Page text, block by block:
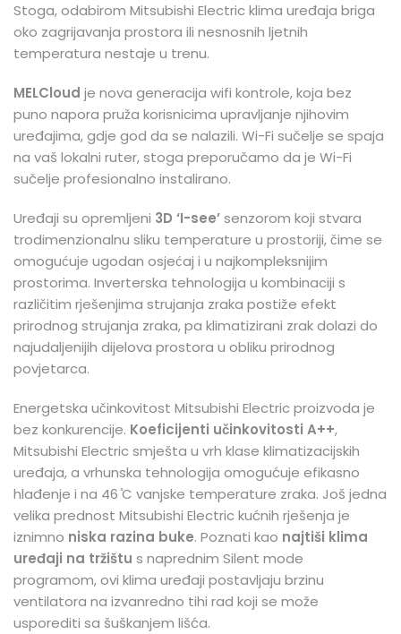
Stoga, odabirom Mitsubishi Electric klima uređaja briga
oko zagrijavanja prostora ili nesnosnih ljetnih
temperatura nestaje u trenu.
MELCloud je nova generacija wifi kontrole, koja bez
puno napora pruža korisnicima upravljanje njihovim
uređajima, gdje god da se nalazili. Wi-Fi sučelje se spaja
na vaš lokalni ruter, stoga preporučamo da je Wi-Fi
sučelje profesionalno instalirano.
Uređaji su opremljeni 3D ‘I-see’senzorom koji stvara
trodimenzionalnu sliku temperature u prostoriji, čime se
omogućuje ugodan osjećaj i u najkompleksnijim
prostorima. Inverterska tehnologija u kombinaciji s
različitim rješenjima strujanja zraka postiže efekt
prirodnog strujanja zraka, pa klimatizirani zrak dolazi do
najudaljenijih dijelova prostora u obliku prirodnog
povjetarca.
Energetska učinkovitost Mitsubishi Electric proizvoda je
bez konkurencije. Koeficijenti učinkovitosti A++,
Mitsubishi Electric smješta u vrh klase klimatizacijskih
uređaja, a vrhunska tehnologija omogućuje efikasno
hlađenje i na 46 ̊C vanjske temperature zraka. Još jedna
velika prednost Mitsubishi Electric kućnih rješenja je
iznimno niska razina buke. Poznati kao najtiši klima
uređaji na tržištu s naprednim Silent mode
programom, ovi klima uređaji postavljaju brzinu
ventilatora na izvanredno tihi rad koji se može
usporediti sa šuškanjem lišća.